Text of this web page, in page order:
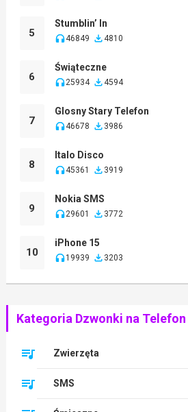
5
Stumblin’ In
46849 4810
6
Świąteczne
25934 4594
7
Glosny Stary Telefon
46678 3986
8
Italo Disco
45361 3919
9
Nokia SMS
29601 3772
10
iPhone 15
19939 3203
Kategoria Dzwonki na Telefon
Zwierzęta
SMS